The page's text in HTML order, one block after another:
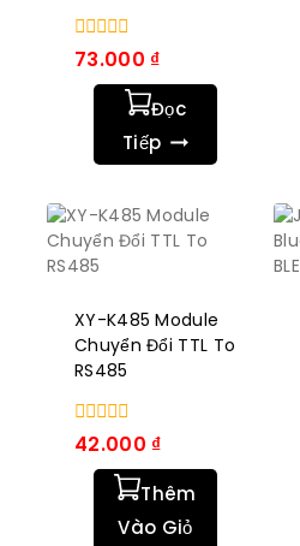
0
trong
73.000 ₫
Đọc
Tiếp
XY-K485 Module
Chuyển Đổi TTL To
RS485
0
trong
42.000 ₫
Thêm
Vào Giỏ